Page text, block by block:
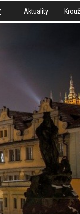
Aktuality